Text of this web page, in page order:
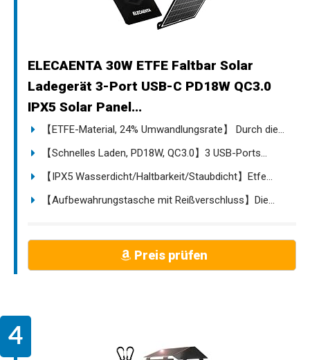
ELECAENTA 30W ETFE Faltbar Solar
Ladegerät 3-Port USB-C PD18W QC3.0
IPX5 Solar Panel...
【ETFE-Material, 24% Umwandlungsrate】 Durch die...
【Schnelles Laden, PD18W, QC3.0】3 USB-Ports...
【IPX5 Wasserdicht/Haltbarkeit/Staubdicht】Etfe...
【Aufbewahrungstasche mit Reißverschluss】Die...
Preis prüfen